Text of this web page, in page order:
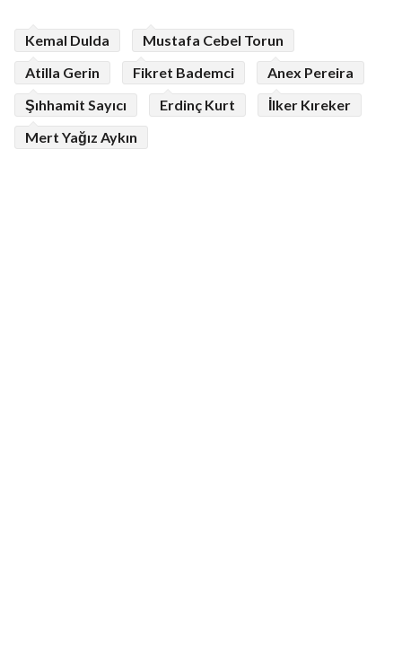
Kemal Dulda
Mustafa Cebel Torun
Atilla Gerin
Fikret Bademci
Anex Pereira
Şıhhamit Sayıcı
Erdinç Kurt
İlker Kıreker
Mert Yağız Aykın